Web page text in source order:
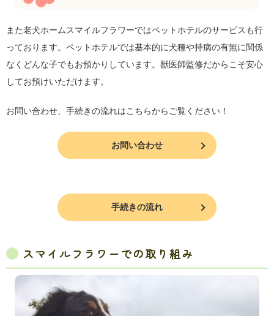
また老犬ホームスマイルフラワーではペットホテルのサービスも行
っております。ペットホテルでは基本的に犬種や持病の有無に関係
なくどんな子でもお預かりしています。獣医師監修だからこそ安心
してお預けいただけます。
お問い合わせ、手続きの流れはこちらからご覧ください！
お問い合わせ
手続きの流れ
スマイルフラワーでの取り組み